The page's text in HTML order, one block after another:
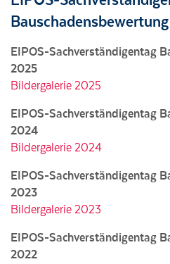
Bauschadensbewertung
EIPOS-Sachverständigentag
2025
Bildergalerie 2025
EIPOS-Sachverständigentag
2024
Bildergalerie 2024
EIPOS-Sachverständigentag
2023
Bildergalerie 2023
EIPOS-Sachverständigentag
2022